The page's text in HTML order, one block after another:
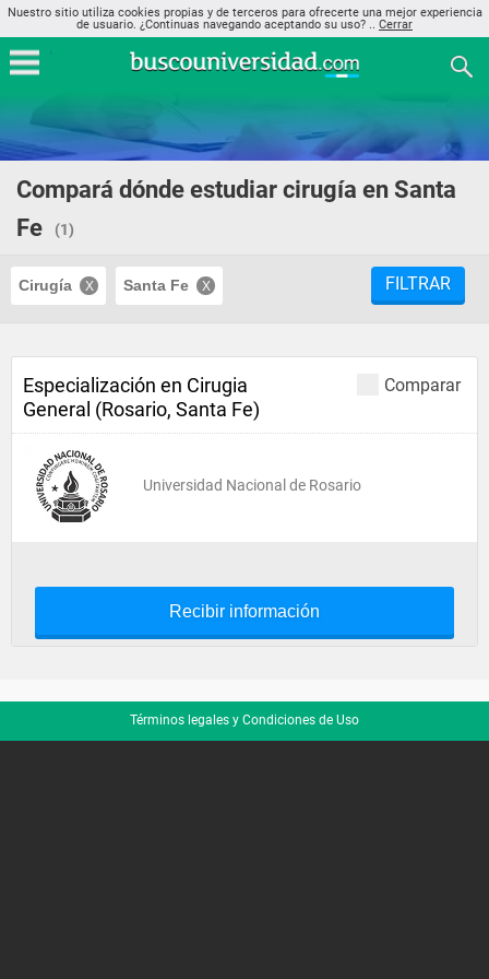
Nuestro sitio utiliza cookies propias y de terceros para ofrecerte una mejor experiencia
de usuario. ¿Continuas navegando aceptando su uso? .. Cerrar
Compará dónde estudiar cirugía en Santa
Fe
(1)
Cirugía Santa Fe FILTRAR
Comparar
Especialización en Cirugia
General (Rosario, Santa Fe)
Universidad Nacional de Rosario
Recibir información
Términos legales y Condiciones de Uso